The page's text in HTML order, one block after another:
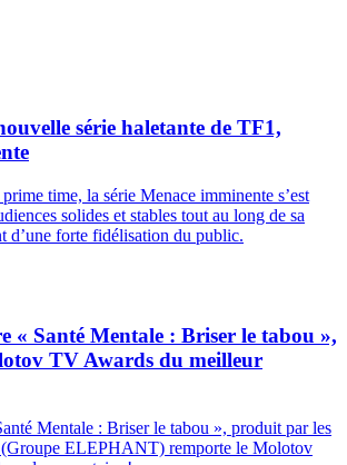
série haletante de TF1,
time, la série Menace imminente s’est
solides et stables tout au long de sa
d’une forte fidélisation du public.
« Santé Mentale : Briser le tabou »,
TV Awards du meilleur
Mentale : Briser le tabou », produit par les
(Groupe ELEPHANT) remporte le Molotov